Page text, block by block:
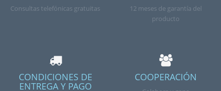
Consultas telefónicas gratuitas
12 meses de garantía del
producto
CONDICIONES DE
ENTREGA Y PAGO
COOPERACIÓN